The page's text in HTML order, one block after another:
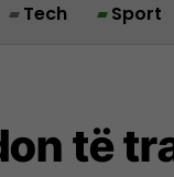
Tech Sport
të